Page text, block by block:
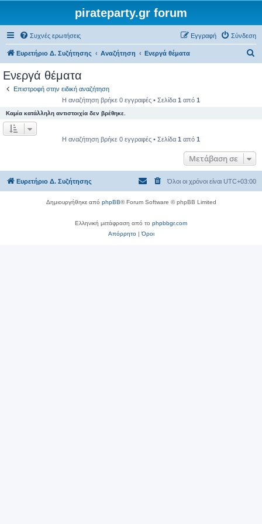
pirateparty.gr forum
Συχνές ερωτήσεις Σύνδεση
Εγγραφή
Ευρετήριο Δ. Συζήτησης Αναζήτηση Ενεργά θέματα
η
Ενεργά θέματα
Επιστροφή στην ειδική αναζήτηση
Η αναζήτηση βρήκε 0 εγγραφές • Σελίδα 1 από 1
Καμία κατάλληλη αντιστοιχία δεν βρέθηκε.
Η αναζήτηση βρήκε 0 εγγραφές • Σελίδα 1 από 1
Μετάβαση σε
Ευρετήριο Δ. Συζήτησης Όλοι οι χρόνοι είναι UTC+03:00
Δημιουργήθηκε από phpBB® Forum Software © phpBB Limited
Ελληνική μετάφραση από το phpbbgr.com
Απόρρητο|Όροι